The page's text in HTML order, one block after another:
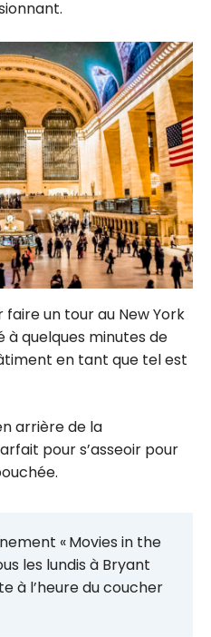
faire un tour au New York
à quelques minutes de
en tant que tel est
arrière de la
pour s’asseoir pour
« Movies in the
les lundis à Bryant
à l’heure du coucher